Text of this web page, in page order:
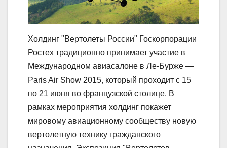
Холдинг "Вертолеты России" Госкорпорации
Ростех традиционно принимает участие в
Международном авиасалоне в Ле-Бурже —
Paris Air Show 2015, который проходит с 15
по 21 июня во французской столице. В
рамках мероприятия холдинг покажет
мировому авиационному сообществу новую
вертолетную технику гражданского